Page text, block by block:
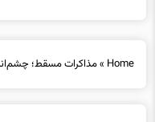
Home
»مذاکرات مسقط؛